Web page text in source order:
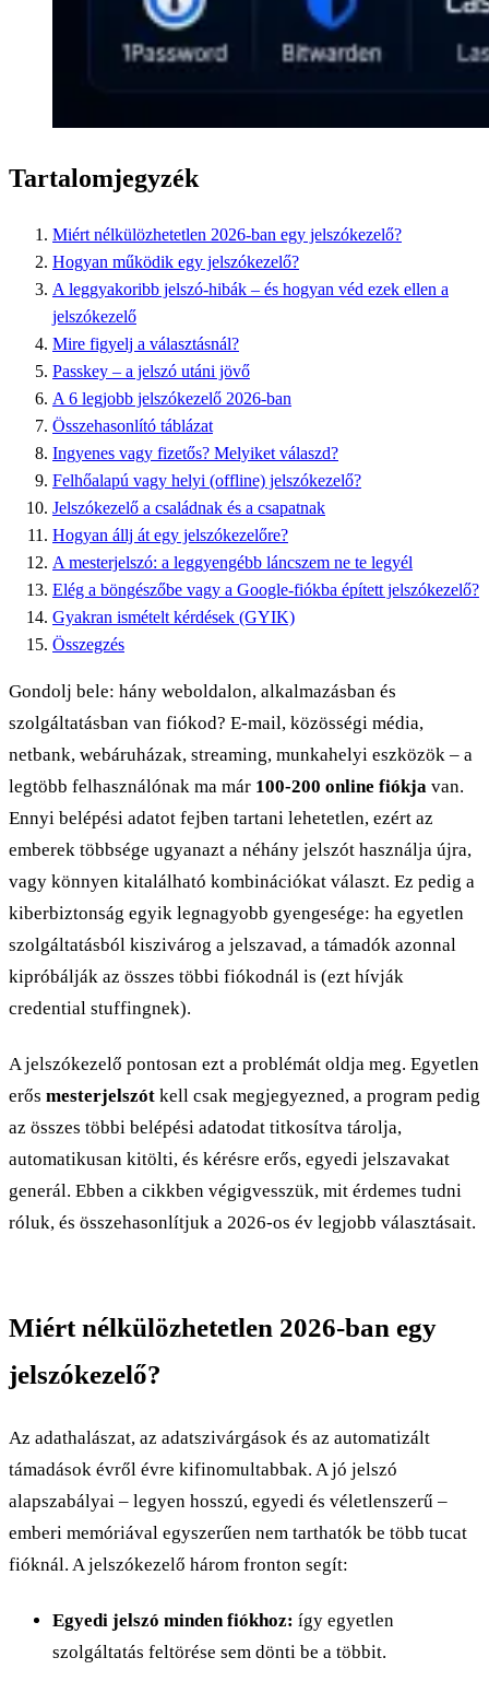
Tartalomjegyzék
Miért nélkülözhetetlen 2026-ban egy jelszókezelő?
Hogyan működik egy jelszókezelő?
A leggyakoribb jelszó-hibák – és hogyan véd ezek ellen a
jelszókezelő
Mire figyelj a választásnál?
Passkey – a jelszó utáni jövő
A 6 legjobb jelszókezelő 2026-ban
Összehasonlító táblázat
Ingyenes vagy fizetős? Melyiket válaszd?
Felhőalapú vagy helyi (offline) jelszókezelő?
Jelszókezelő a családnak és a csapatnak
Hogyan állj át egy jelszókezelőre?
A mesterjelszó: a leggyengébb láncszem ne te legyél
Elég a böngészőbe vagy a Google-fiókba épített jelszókezelő?
Gyakran ismételt kérdések (GYIK)
Összegzés
Gondolj bele: hány weboldalon, alkalmazásban és
szolgáltatásban van fiókod? E-mail, közösségi média,
netbank, webáruházak, streaming, munkahelyi eszközök – a
legtöbb felhasználónak ma már 100-200 online fiókja van.
Ennyi belépési adatot fejben tartani lehetetlen, ezért az
emberek többsége ugyanazt a néhány jelszót használja újra,
vagy könnyen kitalálható kombinációkat választ. Ez pedig a
kiberbiztonság egyik legnagyobb gyengesége: ha egyetlen
szolgáltatásból kiszivárog a jelszavad, a támadók azonnal
kipróbálják az összes többi fiókodnál is (ezt hívják
credential stuffingnek).
A jelszókezelő pontosan ezt a problémát oldja meg. Egyetlen
erős mesterjelszót kell csak megjegyezned, a program pedig
az összes többi belépési adatodat titkosítva tárolja,
automatikusan kitölti, és kérésre erős, egyedi jelszavakat
generál. Ebben a cikkben végigvesszük, mit érdemes tudni
róluk, és összehasonlítjuk a 2026-os év legjobb választásait.
Miért nélkülözhetetlen 2026-ban egy
jelszókezelő?
Az adathalászat, az adatszivárgások és az automatizált
támadások évről évre kifinomultabbak. A jó jelszó
alapszabályai – legyen hosszú, egyedi és véletlenszerű –
emberi memóriával egyszerűen nem tarthatók be több tucat
fióknál. A jelszókezelő három fronton segít:
Egyedi jelszó minden fiókhoz: így egyetlen
szolgáltatás feltörése sem dönti be a többit.